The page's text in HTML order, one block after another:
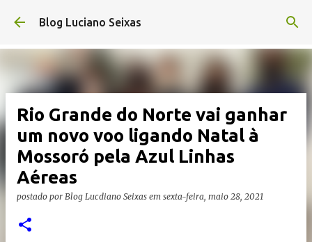
Pular para o conteúdo principal
Blog Luciano Seixas
Rio Grande do Norte vai ganhar
um novo voo ligando Natal à
Mossoró pela Azul Linhas
Aéreas
postado por Blog Lucdiano Seixas em sexta-feira, maio 28, 2021